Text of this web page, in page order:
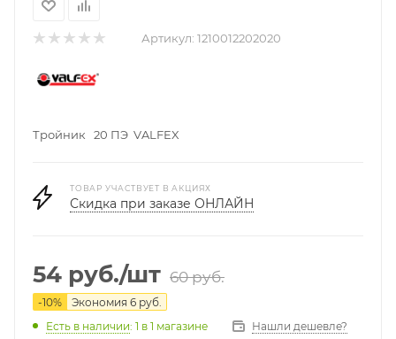
Артикул: 1210012202020
Тройник 20 ПЭ VALFEX
ТОВАР УЧАСТВУЕТ В АКЦИЯХ
Скидка при заказе ОНЛАЙН
54 руб./шт 60руб.
-10% Экономия 6 руб.
Есть в наличии: 1 в 1 магазине Нашли дешевле?